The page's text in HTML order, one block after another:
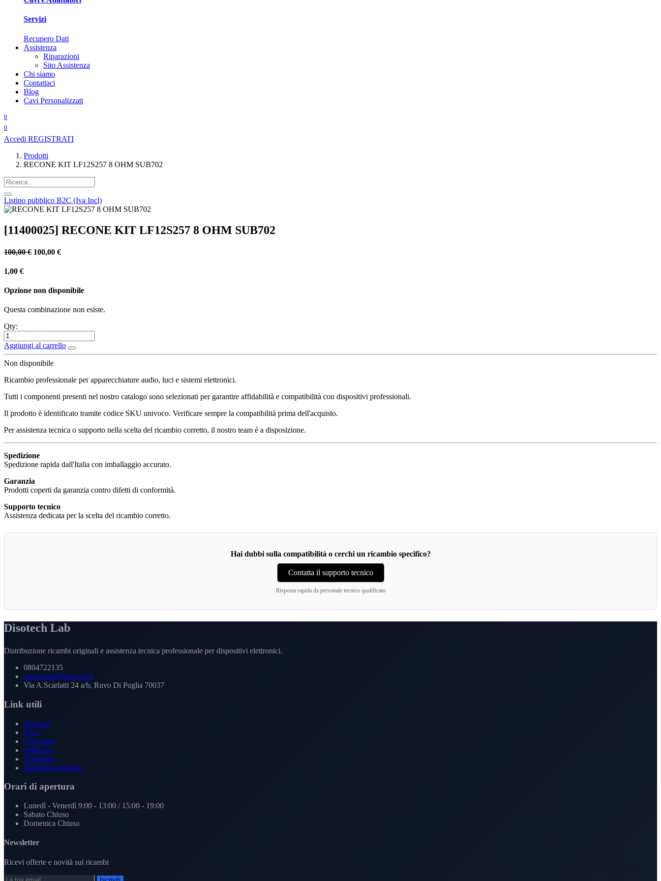
Servizi
Recupero Dati
Assistenza
Riparazioni
Sito Assistenza
Chi siamo
Contattaci
Blog
Cavi Personalizzati
0
0
Accedi REGISTRATI
Prodotti
RECONE KIT LF12S257 8 OHM SUB702
Listino pubblico B2C (Iva Incl)
[11400025] RECONE KIT LF12S257 8 OHM SUB702
100,00€ 100,00 €
1,00 €
Opzione non disponibile
Questa combinazione non esiste.
Qty:
Aggiungi al carrello
Non disponibile
Ricambio professionale per apparecchiature audio, luci e sistemi elettronici.
Tutti i componenti presenti nel nostro catalogo sono selezionati per garantire affidabilità e compatibilità con dispositivi professionali.
Il prodotto è identificato tramite codice SKU univoco. Verificare sempre la compatibilità prima dell'acquisto.
Per assistenza tecnica o supporto nella scelta del ricambio corretto, il nostro team è a disposizione.
Spedizione
Spedizione rapida dall'Italia con imballaggio accurato.
Garanzia
Prodotti coperti da garanzia contro difetti di conformità.
Supporto tecnico
Assistenza dedicata per la scelta del ricambio corretto.
Hai dubbi sulla compatibilità o cerchi un ricambio specifico?
Contatta il supporto tecnico
Risposta rapida da personale tecnico qualificato
Disotech Lab
Distribuzione ricambi originali e assistenza tecnica professionale per dispositivi elettronici.
0804722135
assistenza@disotech.it
Via A.Scarlatti 24 a/b, Ruvo Di Puglia 70037
Link utili
Negozio
FAQ
Chi siamo
Software
Contattaci
Richiedi assistenza
Orari di apertura
Lunedì - Venerdì 9:00 - 13:00 / 15:00 - 19:00
Sabato Chiuso
Domenica Chiuso
Newsletter
Ricevi offerte e novità sui ricambi